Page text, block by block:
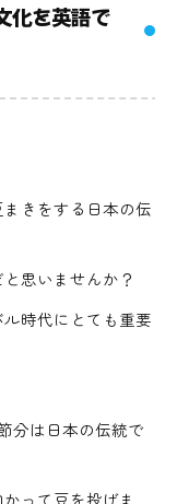
化を英語で
きをする日本の伝
思いませんか？
時代にとても重要
分は日本の伝統で
って豆を投げま